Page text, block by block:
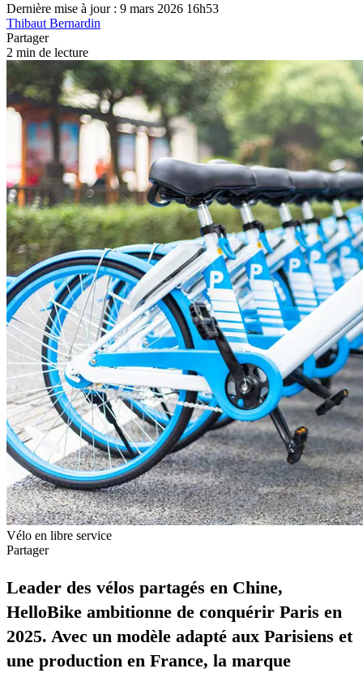
Dernière mise à jour : 9 mars 2026 16h53
Thibaut Bernardin
Partager
2 min de lecture
Vélo en libre service
Partager
Leader des vélos partagés en Chine,
HelloBike ambitionne de conquérir Paris en
2025. Avec un modèle adapté aux Parisiens et
une production en France, la marque